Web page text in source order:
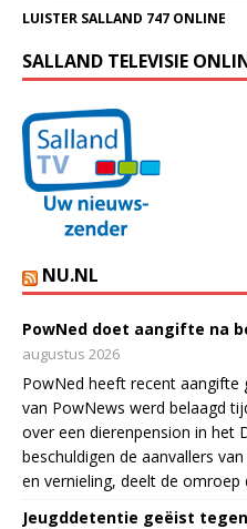
LUISTER SALLAND 747 ONLINE
SALLAND TELEVISIE
NU.NL
PowNed doet aangifte na
augustus 2026
PowNed heeft recent aangifte
van PowNews werd belaagd
over een dierenpension in het
beschuldigen de aanvallers
en vernieling, deelt de omroep
Jeugddetentie geëist